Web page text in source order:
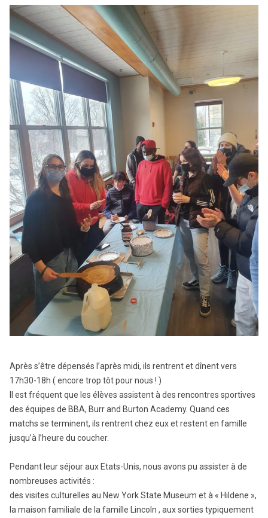
Après s’être dépensés l’après midi, ils rentrent et dînent vers
17h30-18h ( encore trop tôt pour nous ! )
Il est fréquent que les élèves assistent à des rencontres sportives
des équipes de BBA, Burr and Burton Academy. Quand ces
matchs se terminent, ils rentrent chez eux et restent en famille
jusqu’à l’heure du coucher.
Pendant leur séjour aux Etats-Unis, nous avons pu assister à de
nombreuses activités :
des visites culturelles au New York State Museum et à « Hildene »,
la maison familiale de la famille Lincoln , aux sorties typiquement